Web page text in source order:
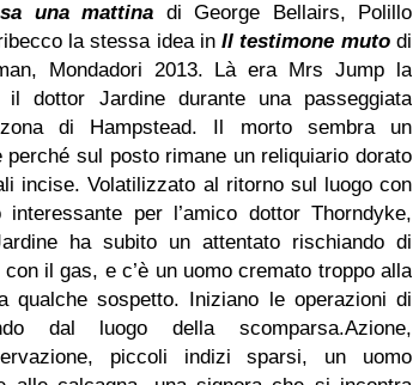
una mattina di George Bellairs, Polillo
la stessa idea inIl testimone mutodi
, Mondadori 2013. Là era Mrs Jump la
il dottor Jardine durante una passeggiata
di Hampstead. Il morto sembra un
perché sul posto rimane un reliquiario dorato
incise. Volatilizzato al ritorno sul luogo con
per l’amico dottor Thorndyke,
ha subito un attentato rischiando di
il gas, e c’è un uomo cremato troppo alla
qualche sospetto. Iniziano le operazioni di
dal luogo della scomparsa.Azione,
piccoli indizi sparsi, un uomo